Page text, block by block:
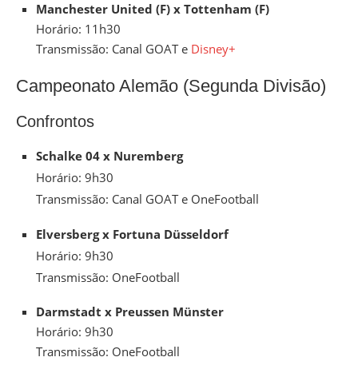
Manchester United (F) x Tottenham (F)
Horário: 11h30
Transmissão: Canal GOAT e Disney+
Campeonato Alemão (Segunda Divisão)
Confrontos
Schalke 04 x Nuremberg
Horário: 9h30
Transmissão: Canal GOAT e OneFootball
Elversberg x Fortuna Düsseldorf
Horário: 9h30
Transmissão: OneFootball
Darmstadt x Preussen Münster
Horário: 9h30
Transmissão: OneFootball